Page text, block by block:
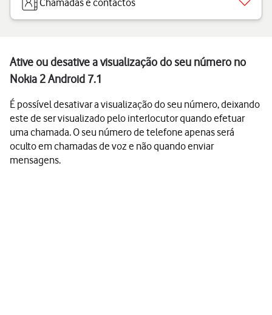
Chamadas e contactos
Ative ou desative a visualização do seu número no
Nokia 2 Android 7.1
É possível desativar a visualização do seu número, deixando
este de ser visualizado pelo interlocutor quando efetuar
uma chamada. O seu número de telefone apenas será
oculto em chamadas de voz e não quando enviar
mensagens.